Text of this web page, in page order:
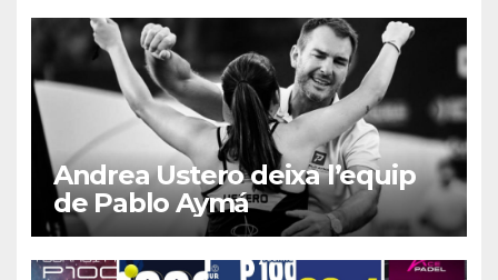
Andrea Ustero deixa l’equip
de Pablo Aymá